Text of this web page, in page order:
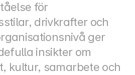
för
drivkrafter och
ger
insikter om
kultur, samarbete och